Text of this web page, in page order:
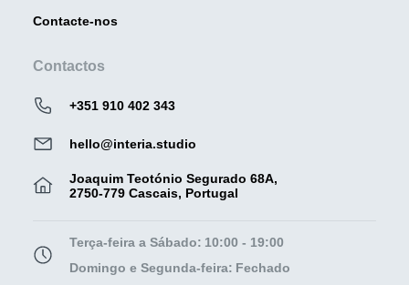
Contacte-nos
Contactos
+351 910 402 343
hello@interia.studio
Joaquim Teotónio Segurado 68A,
2750-779 Cascais, Portugal
Terça-feira a Sábado: 10:00 - 19:00
Domingo e Segunda-feira: Fechado